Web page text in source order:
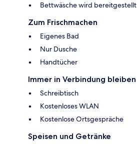
Bettwäsche wird bereitgestellt
Zum Frischmachen
Eigenes Bad
Nur Dusche
Handtücher
Immer in Verbindung bleiben
Schreibtisch
Kostenloses WLAN
Kostenlose Ortsgespräche
Speisen und Getränke